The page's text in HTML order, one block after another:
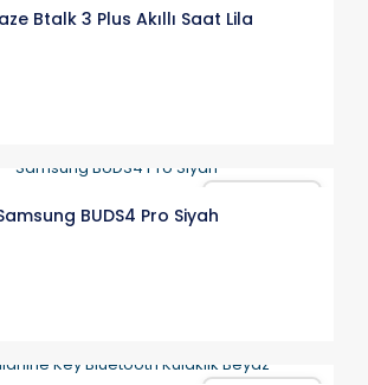
Btalk 3 Plus Akıllı Saat Lila
BUDS4 Pro Siyah